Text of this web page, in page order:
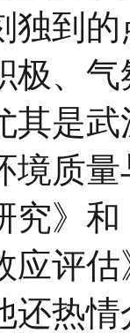
独到
极、
其是
境质
究》
应评
还热